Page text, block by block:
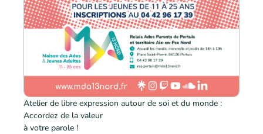
Atelier de libre expression autour de soi et du monde :
Accordez de la valeur
à votre parole !